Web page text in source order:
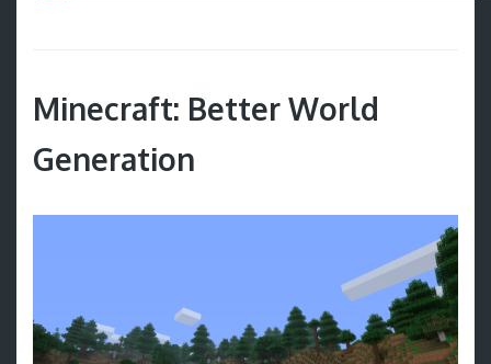
Minecraft: Better World
Generation